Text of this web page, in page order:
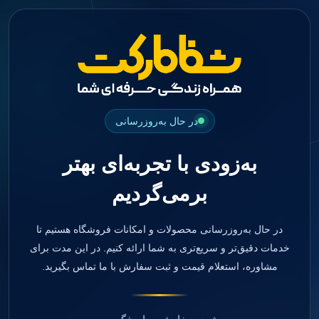
در حال به‌روزرسانی
به‌زودی با تجربه‌ای بهتر
برمی‌گردیم
در حال به‌روزرسانی محصولات و امکانات فروشگاه هستیم تا
خدمات دقیق‌تر و سریع‌تری به شما ارائه کنیم. در این مدت برای
مشاوره، استعلام قیمت و ثبت سفارش با ما تماس بگیرید.
جستجو
Impression Coping
صفحه اصلی
دندانپزشکی
مواد ترمیمی
کامپوزیت
کامپوزیت فلو
اسید اچ
باندینگ
بلیچینگ